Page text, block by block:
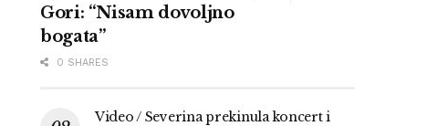
Gori: “Nisam dovoljno
bogata”
0 SHARES
Video / Severina prekinula koncert i